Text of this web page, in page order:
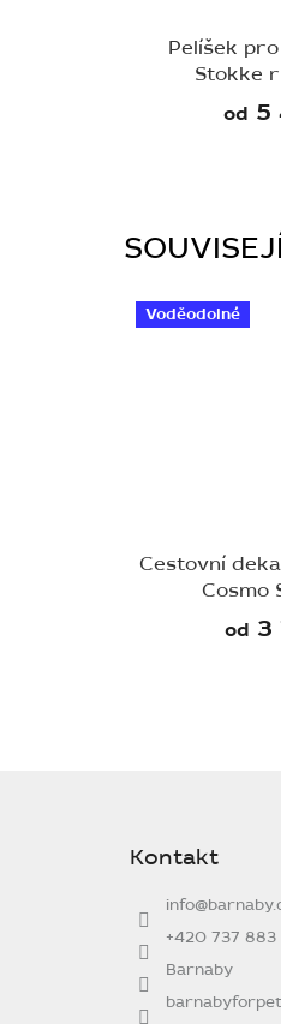
Voděodolné
Cestovní
Cosmo
od 3
Pelíšek
Stokke
od 5
Kontakt
info@
+420 737 883
Barnaby